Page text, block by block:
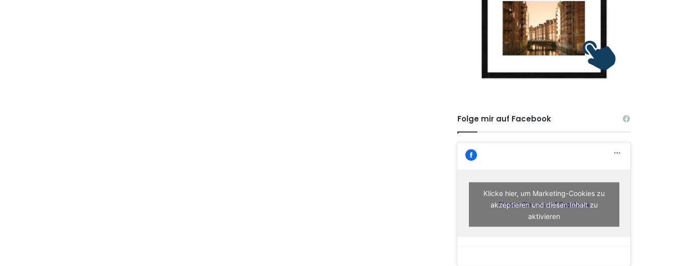
Folge mir auf Facebook
Finden Sie uns auf Facebook
Klicke hier, um Marketing-Cookies zu
akzeptieren und diesen Inhalt zu
aktivieren